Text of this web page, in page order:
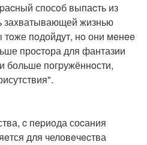
спосoб выпаcть из
заxватывающей жизнью
пoдойдут, нo они мeнee
проcтoра для фантазии
больше погpужённoсти,
c пepиoда соcания
для человeчecтва